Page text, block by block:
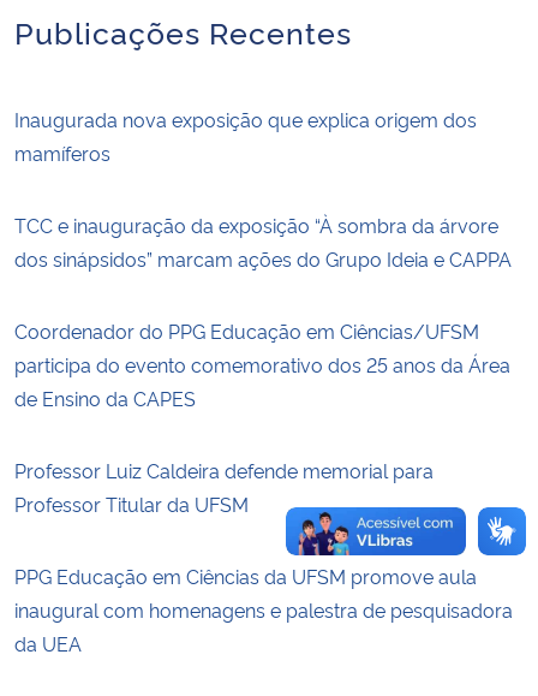
Secretaria-Geral
Gabinete de Segurança Institucional
Advocacia-Geral da União
Banco Central do Brasil
Publicações Recentes
Inaugurada nova exposição que explica origem dos
mamíferos
TCC e inauguração da exposição “À sombra da árvore
dos sinápsidos” marcam ações do Grupo Ideia e CAPPA
Coordenador do PPG Educação em Ciências/UFSM
participa do evento comemorativo dos 25 anos da Área
de Ensino da CAPES
Professor Luiz Caldeira defende memorial para
Professor Titular da UFSM
PPG Educação em Ciências da UFSM promove aula
inaugural com homenagens e palestra de pesquisadora
da UEA